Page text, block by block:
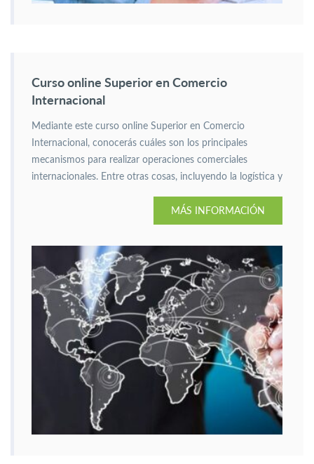
Curso online Superior en Comercio
Internacional
Mediante este curso online Superior en Comercio
Internacional, conocerás cuáles son los principales
mecanismos para realizar operaciones comerciales
internacionales. Entre otras cosas, incluyendo la logística y
MÁS INFORMACIÓN